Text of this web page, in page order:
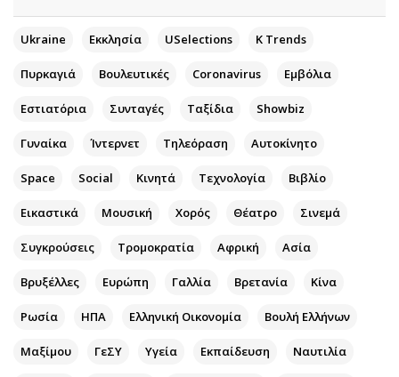
Διπλωματία
Κύπρος
Ελλάδα
Διεθνή
Οικονομική
Οικονομία
Real Estate
Αγορές
Money Review
AstroBank Properties
Θέσεις εργασίας
Κινητά-tablets
Social
Αφιερώματα
Πολιτική
Οικονομία
Αναδρομές
Πρόσωπα
Περιβάλλον
Ukraine Εκκλησία USelections K Τrends
Πυρκαγιά Βουλευτικές Coronavirus Εμβόλια
Εστιατόρια Συνταγές Ταξίδια Showbiz
Γυναίκα Ίντερνετ Τηλεόραση Αυτοκίνητο
Space Social Κινητά Τεχνολογία Βιβλίο
Εικαστικά Μουσική Χορός Θέατρο Σινεμά
Συγκρούσεις Τρομοκρατία Αφρική Ασία
Βρυξέλλες Ευρώπη Γαλλία Βρετανία Κίνα
Ρωσία ΗΠΑ Ελληνική Οικονομία Βουλή Ελλήνων
Μαξίμου ΓεΣΥ Υγεία Εκπαίδευση Ναυτιλία